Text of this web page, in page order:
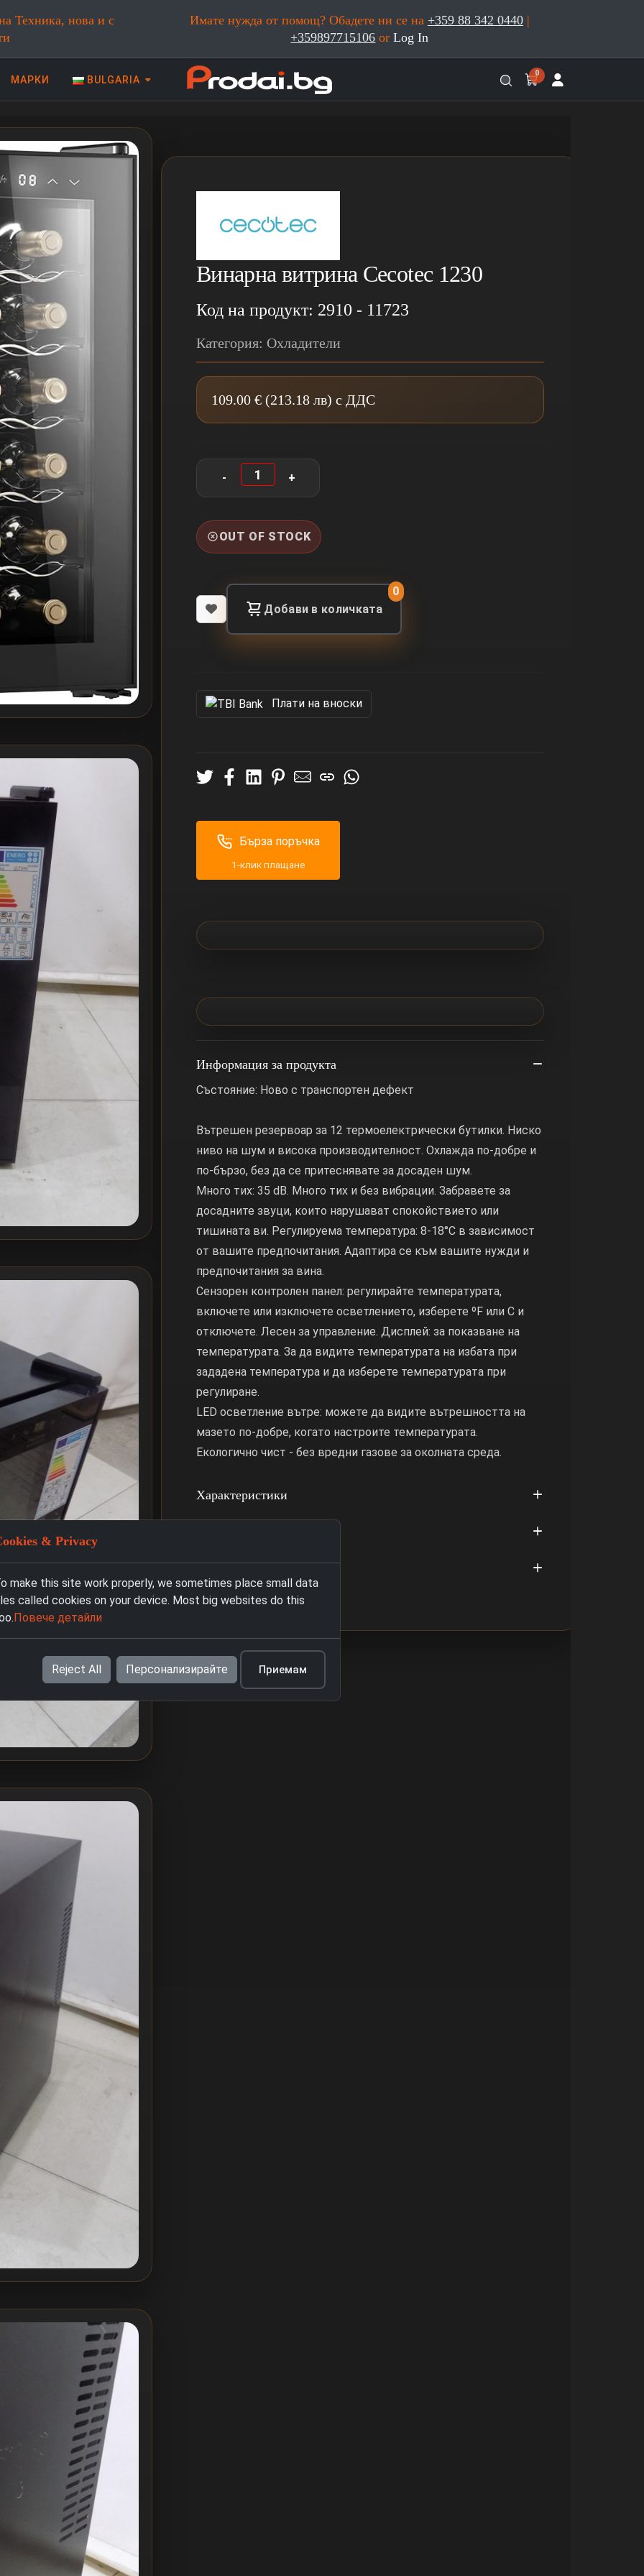
Техника, нова и с
Имате нужда от помощ? Обадете ни се на +359 88 342 0440|
+359897715106 orLog In
0
МАРКИ BULGARIA
Винарна витрина Cecotec 1230
Код на продукт: 2910 - 11723
Категория: Охладители
109.00 € (213.18 лв) с ДДС
OUT OF STOCK
Добави в количката
0
Πлати на вноски
Бърза поръчка
1-клик плащане
Информация за продукта
Състояние: Ново с транспортен дефект
Вътрешен резервоар за 12 термоелектрически бутилки. Ниско
ниво на шум и висока производителност. Охлажда по-добре и
по-бързо, без да се притеснявате за досаден шум.
Много тих: 35 dB. Много тих и без вибрации. Забравете за
досадните звуци, които нарушават спокойствието или
тишината ви. Регулируема температура: 8-18°C в зависимост
от вашите предпочитания. Адаптира се към вашите нужди и
предпочитания за вина.
Сензорен контролен панел: регулирайте температурата,
включете или изключете осветлението, изберете ºF или C и
отключете. Лесен за управление. Дисплей: за показване на
температурата. За да видите температурата на избата при
зададена температура и да изберете температурата при
регулиране.
LED осветление вътре: можете да видите вътрешността на
мазето по-добре, когато настроите температурата.
Екологично чист - без вредни газове за околната среда.
Характеристики
& Privacy
make this site work properly, we sometimes place small data
called cookies on your device. Most big websites do this
Повече детайли
Reject All Персонализирайте Приемам